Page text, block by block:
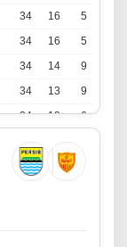
34 16 5
34 16 5
34 14 9
34 13 9
34 13 6
34 11